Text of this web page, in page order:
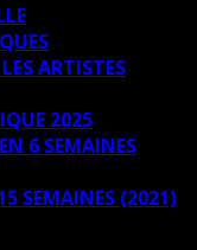
ARTISTES
2025
6 SEMAINES
SEMAINES (2021)